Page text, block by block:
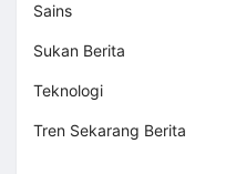
Sains
Sukan Berita
Teknologi
Tren Sekarang Berita